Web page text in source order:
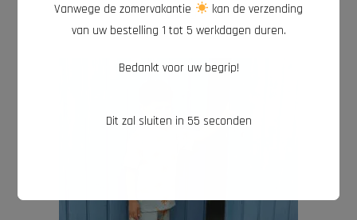
€27,99
Vanwege de zomervakantie
kan de verzending
van uw bestelling 1 tot 5 werkdagen duren.
Bedankt voor uw begrip!
Dit zal sluiten in 54 seconden